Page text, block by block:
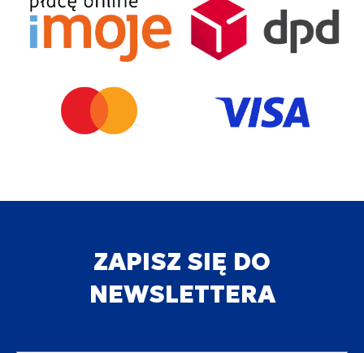
ZAPISZ SIĘ DO
NEWSLETTERA